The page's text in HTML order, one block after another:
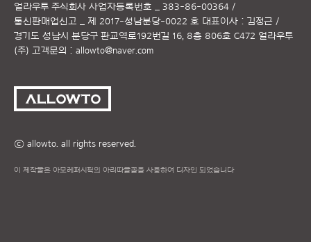
얼라우투 주식회사 사업자등록번호 _ 383-86-00364 /
통신판매업신고 _ 제 2017-성남분당-0022 호 대표이사 : 김정근 /
경기도 성남시 분당구 판교역로192번길 16, 8층 806호 C472 얼라우투
(주) 고객문의 : allowto@naver.com
ⓒ allowto. all rights reserved.
이 제작물은 아모레퍼시픽의 아리따글꼴을 사용하여 디자인 되었습니다